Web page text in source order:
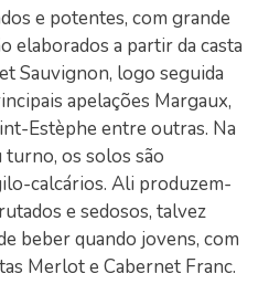
e potentes, com grande
elaborados a partir da casta
Sauvignon, logo seguida
apelações Margaux,
Estèphe entre outras. Na
os solos são
calcários. Ali produzem-
e sedosos, talvez
beber quando jovens, com
Merlot e Cabernet Franc.